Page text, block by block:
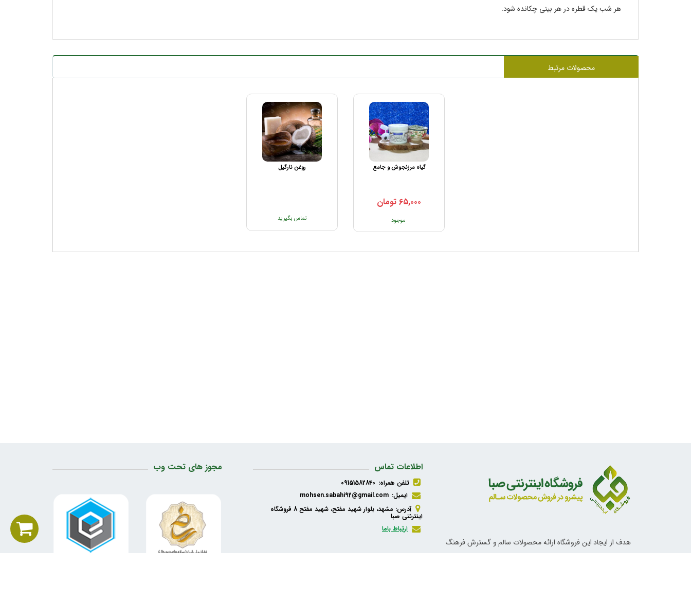
هر شب یک قطره در هر بینی چکانده شود.
محصولات مرتبط
گیاه مرزنجوش و جامع
۶۵,۰۰۰ تومان
موجود
روغن نارگیل
تماس بگیرید
مجوز های تحت وب اطلاعات تماس
تلفن همراه: 09151582840
ایمیل: mohsen.sabahi92@gmail.com
آدرس: مشهد، بلوار شهید مفتح، شهید مفتح 8 فروشگاه
اینترنتی صبا
ارتباط باما
هدف از ایجاد این فروشگاه ارائه محصولات سالم و گسترش فرهنگ